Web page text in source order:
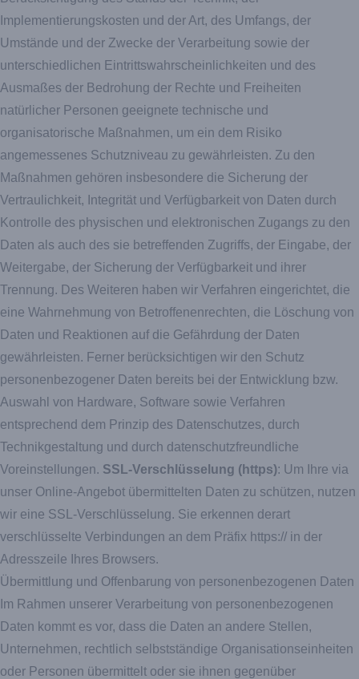
Implementierungskosten und der Art, des Umfangs, der
Umstände und der Zwecke der Verarbeitung sowie der
unterschiedlichen Eintrittswahrscheinlichkeiten und des
Ausmaßes der Bedrohung der Rechte und Freiheiten
natürlicher Personen geeignete technische und
organisatorische Maßnahmen, um ein dem Risiko
angemessenes Schutzniveau zu gewährleisten. Zu den
Maßnahmen gehören insbesondere die Sicherung der
Vertraulichkeit, Integrität und Verfügbarkeit von Daten durch
Kontrolle des physischen und elektronischen Zugangs zu den
Daten als auch des sie betreffenden Zugriffs, der Eingabe, der
Weitergabe, der Sicherung der Verfügbarkeit und ihrer
Trennung. Des Weiteren haben wir Verfahren eingerichtet, die
eine Wahrnehmung von Betroffenenrechten, die Löschung von
Daten und Reaktionen auf die Gefährdung der Daten
gewährleisten. Ferner berücksichtigen wir den Schutz
personenbezogener Daten bereits bei der Entwicklung bzw.
Auswahl von Hardware, Software sowie Verfahren
entsprechend dem Prinzip des Datenschutzes, durch
Technikgestaltung und durch datenschutzfreundliche
Voreinstellungen. SSL-Verschlüsselung (https): Um Ihre via
unser Online-Angebot übermittelten Daten zu schützen, nutzen
wir eine SSL-Verschlüsselung. Sie erkennen derart
verschlüsselte Verbindungen an dem Präfix https:// in der
Adresszeile Ihres Browsers.
Übermittlung und Offenbarung von personenbezogenen Daten
Im Rahmen unserer Verarbeitung von personenbezogenen
Daten kommt es vor, dass die Daten an andere Stellen,
Unternehmen, rechtlich selbstständige Organisationseinheiten
oder Personen übermittelt oder sie ihnen gegenüber